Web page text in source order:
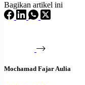
Bagikan artikel ini
Mochamad Fajar Aulia